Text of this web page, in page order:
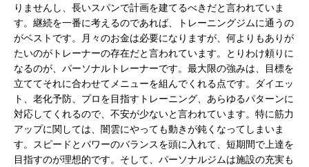
りませんし、長いスパンで計画を建てるべきだと言われていま
す。継続を一番に考えるのであれば、トレーニングジムに通うの
がベストです。月々のお金は必要になりますが、何よりもありが
たいのがトレーナーの存在だと言われています。とりわけ頼りに
なるのが、パーソナルトレーナーです。最大限の強みは、目標を
立ててそれに合わせてメニューを組んでくれる点です。ダイエッ
ト、老化予防、プロを目指すトレーニング、あらゆるパターンに
対応してくれるので、不安が少ないと言われています。特に筋力
アップに関しては、闇雲にやっても動きが鈍くなってしまいま
す。スピードとパワーのバランスを頭に入れて、短期間で上達を
目指すのが理想的です。そして、パーソナルジムは施設の充実も